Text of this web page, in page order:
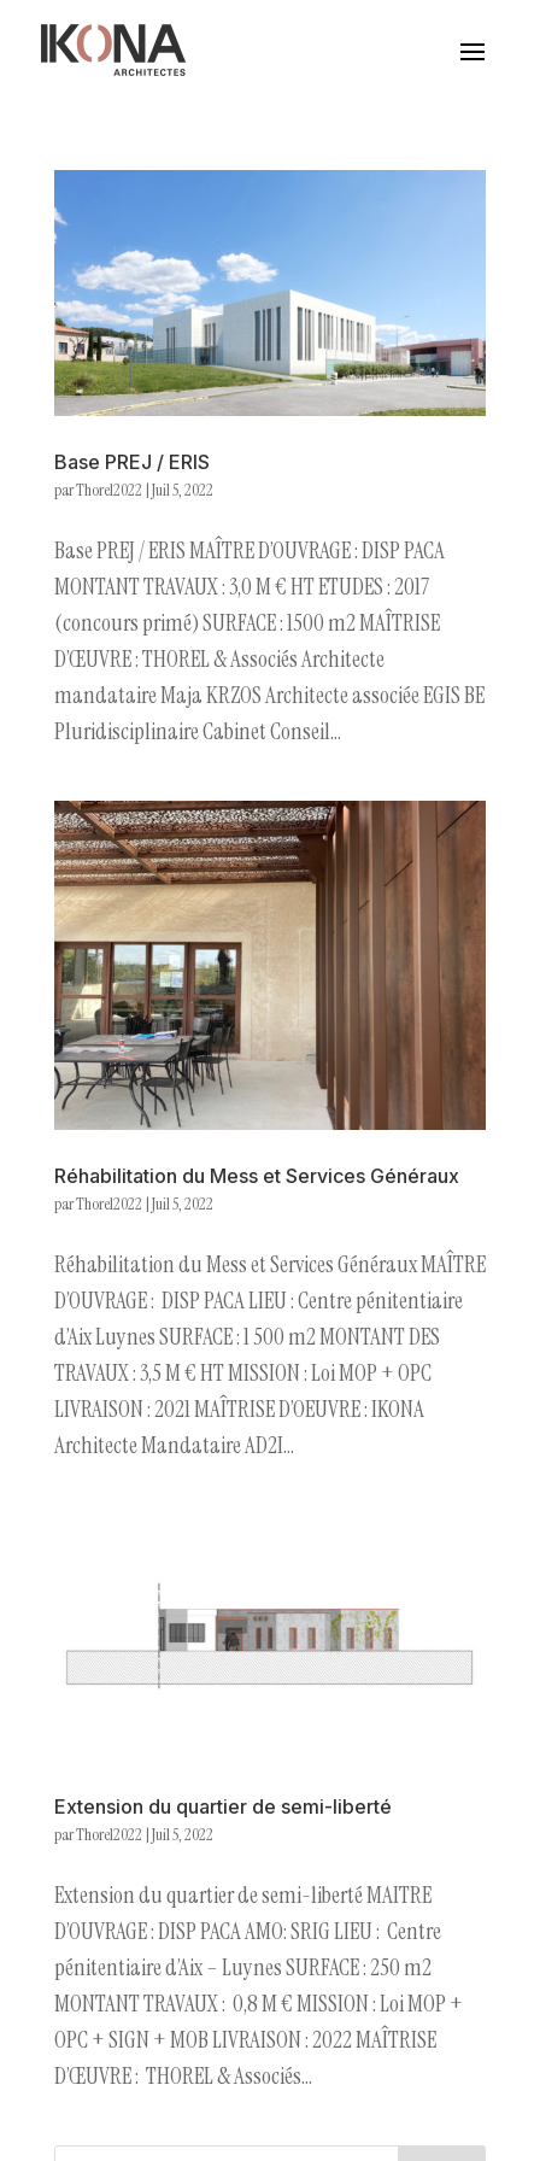
Base PREJ / ERIS
parThorel2022 |Juil 5, 2022
Base PREJ / ERIS MAÎTRE D’OUVRAGE : DISP PACA
MONTANT TRAVAUX : 3,0 M € HT ETUDES : 2017
(concours primé) SURFACE : 1500 m2 MAÎTRISE
D’ŒUVRE : THOREL & Associés Architecte
mandataire Maja KRZOS Architecte associée EGIS BE
Pluridisciplinaire Cabinet Conseil...
Réhabilitation du Mess et Services Généraux
parThorel2022 |Juil 5, 2022
Réhabilitation du Mess et Services Généraux MAÎTRE
D’OUVRAGE : DISP PACA LIEU : Centre pénitentiaire
d’Aix Luynes SURFACE : 1 500 m2 MONTANT DES
TRAVAUX : 3,5 M € HT MISSION : Loi MOP + OPC
LIVRAISON : 2021 MAÎTRISE D’OEUVRE : IKONA
Architecte Mandataire AD2I...
Extension du quartier de semi-liberté
parThorel2022 |Juil 5, 2022
Extension du quartier de semi-liberté MAITRE
D’OUVRAGE : DISP PACA AMO: SRIG LIEU : Centre
pénitentiaire d’Aix – Luynes SURFACE : 250 m2
MONTANT TRAVAUX : 0,8 M € MISSION : Loi MOP +
OPC + SIGN + MOB LIVRAISON : 2022 MAÎTRISE
D’ŒUVRE : THOREL & Associés...